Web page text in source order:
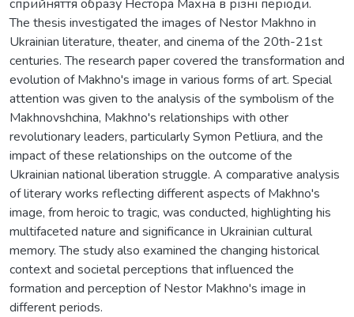
сприйняття образу Нестора Махна в різні періоди.
The thesis investigated the images of Nestor Makhno in
Ukrainian literature, theater, and cinema of the 20th-21st
centuries. The research paper covered the transformation and
evolution of Makhno's image in various forms of art. Special
attention was given to the analysis of the symbolism of the
Makhnovshchina, Makhno's relationships with other
revolutionary leaders, particularly Symon Petliura, and the
impact of these relationships on the outcome of the
Ukrainian national liberation struggle. A comparative analysis
of literary works reflecting different aspects of Makhno's
image, from heroic to tragic, was conducted, highlighting his
multifaceted nature and significance in Ukrainian cultural
memory. The study also examined the changing historical
context and societal perceptions that influenced the
formation and perception of Nestor Makhno's image in
different periods.